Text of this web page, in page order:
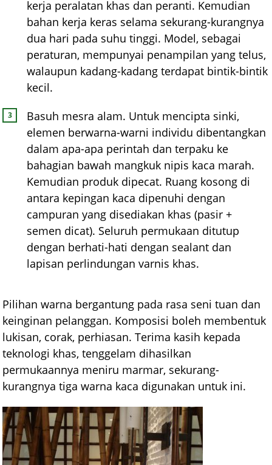
kerja peralatan khas dan peranti. Kemudian
bahan kerja keras selama sekurang-kurangnya
dua hari pada suhu tinggi. Model, sebagai
peraturan, mempunyai penampilan yang telus,
walaupun kadang-kadang terdapat bintik-bintik
kecil.
Basuh mesra alam. Untuk mencipta sinki,
elemen berwarna-warni individu dibentangkan
dalam apa-apa perintah dan terpaku ke
bahagian bawah mangkuk nipis kaca marah.
Kemudian produk dipecat. Ruang kosong di
antara kepingan kaca dipenuhi dengan
campuran yang disediakan khas (pasir +
semen dicat). Seluruh permukaan ditutup
dengan berhati-hati dengan sealant dan
lapisan perlindungan varnis khas.
Pilihan warna bergantung pada rasa seni tuan dan
keinginan pelanggan. Komposisi boleh membentuk
lukisan, corak, perhiasan. Terima kasih kepada
teknologi khas, tenggelam dihasilkan
permukaannya meniru marmar, sekurang-
kurangnya tiga warna kaca digunakan untuk ini.